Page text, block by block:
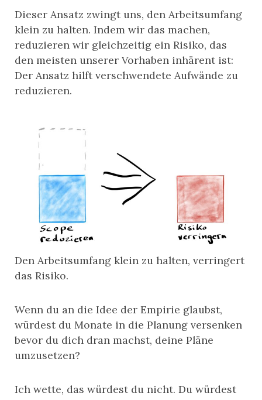
Dieser Ansatz zwingt uns, den Arbeitsumfang
klein zu halten. Indem wir das machen,
reduzieren wir gleichzeitig ein Risiko, das
den meisten unserer Vorhaben inhärent ist:
Der Ansatz hilft verschwendete Aufwände zu
reduzieren.
Den Arbeitsumfang klein zu halten, verringert
das Risiko.
Wenn du an die Idee der Empirie glaubst,
würdest du Monate in die Planung versenken
bevor du dich dran machst, deine Pläne
umzusetzen?
Ich wette, das würdest du nicht. Du würdest